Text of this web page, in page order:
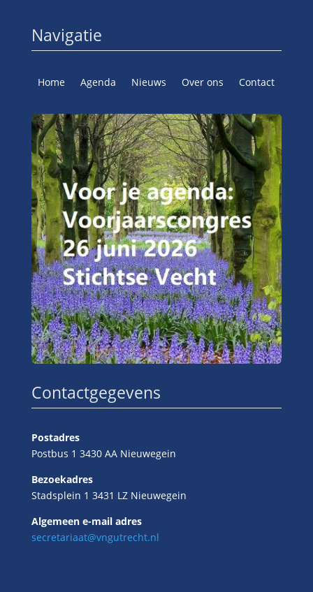
Navigatie
Home Agenda Nieuws Over ons Contact
Contactgegevens
Postadres
Postbus 1 3430 AA Nieuwegein
Bezoekadres
Stadsplein 1 3431 LZ Nieuwegein
Algemeen e-mail adres
secretariaat@vngutrecht.nl